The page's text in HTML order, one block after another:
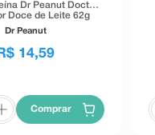
Dr Peanut Doctor
Doce de Leite 62g
Dr Peanut
R$ 14,59
Comprar